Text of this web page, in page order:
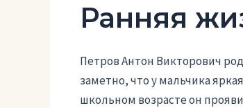
Ранняя
Петров Антон Викторович
заметно, что у мальчика
школьном возрасте он